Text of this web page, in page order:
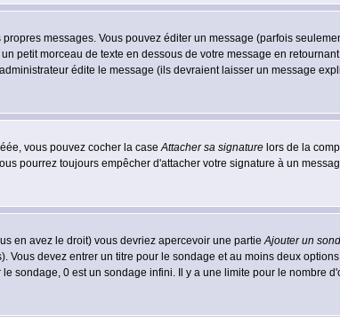
messages. Vous pouvez éditer un message (parfois
petit morceau de texte en dessous de votre message en
édite le message (ils devraient laisser un message
vous pouvez cocher la caseAttacher sa signature lors de la
pourrez toujours empêcher d'attacher votre signature à un
en avez le droit) vous devriez apercevoir une partieAjouter un
devez entrer un titre pour le sondage et au moins deux
sondage, 0 est un sondage infini. Il y a une limite pour le nombre